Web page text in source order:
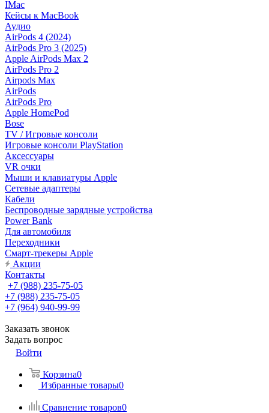
IMac
Кейсы к MacBook
Аудио
AirPods 4 (2024)
AirPods Pro 3 (2025)
Apple AirPods Max 2
AirPods Pro 2
Airpods Max
AirPods
AirPods Pro
Apple HomePod
Bose
TV / Игровые консоли
Игровые консоли PlayStation
Аксессуары
VR очки
Мыши и клавиатуры Apple
Сетевые адаптеры
Кабели
Беспроводные зарядные устройства
Power Bank
Для автомобиля
Переходники
Смарт-трекеры Apple
Акции
Контакты
+7 (988) 235-75-05
+7 (988) 235-75-05
+7 (964) 940-99-99
Заказать звонок
Задать вопрос
Войти
Корзина0
Избранные товары0
Сравнение товаров0